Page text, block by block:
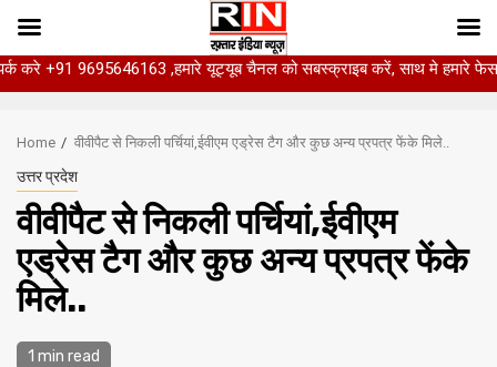
,हमारे यूट्यूब चैनल को सबस्क्राइब करें, साथ मे हमारे फेसबुक को लाइक जरूर
content
Home वीवीपैट से निकली पर्चियां,ईवीएम एड्रेस टैग और कुछ अन्‍य प्रपत्र फेंके मिले..
उत्तर प्रदेश
वीवीपैट से निकली पर्चियां,ईवीएम
एड्रेस टैग और कुछ अन्‍य प्रपत्र फेंके
मिले..
1 min read